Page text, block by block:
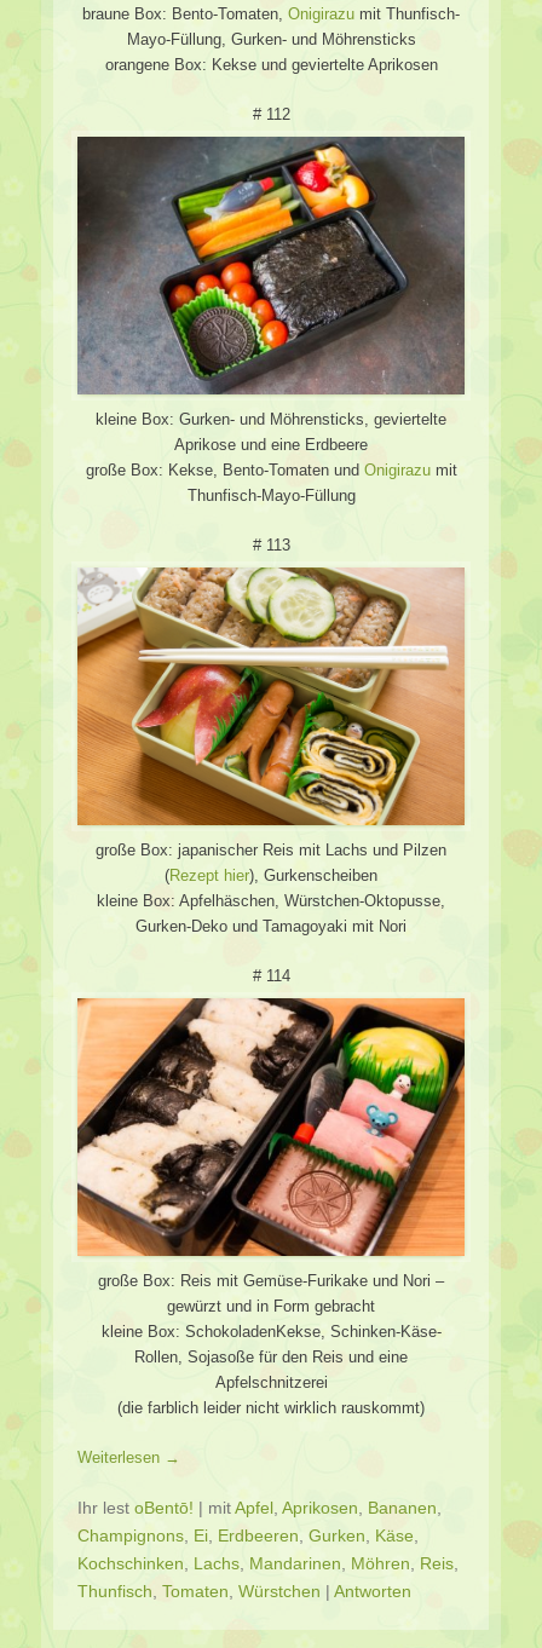
braune Box: Bento-Tomaten, Onigirazu mit Thunfisch-
Mayo-Füllung, Gurken- und Möhrensticks
orangene Box: Kekse und geviertelte Aprikosen
# 112
kleine Box: Gurken- und Möhrensticks, geviertelte
Aprikose und eine Erdbeere
große Box: Kekse, Bento-Tomaten und Onigirazumit
Thunfisch-Mayo-Füllung
# 113
große Box: japanischer Reis mit Lachs und Pilzen
(Rezept hier), Gurkenscheiben
kleine Box: Apfelhäschen, Würstchen-Oktopusse,
Gurken-Deko und Tamagoyaki mit Nori
# 114
große Box: Reis mit Gemüse-Furikake und Nori –
gewürzt und in Form gebracht
kleine Box: SchokoladenKekse, Schinken-Käse-
Rollen, Sojasoße für den Reis und eine
Apfelschnitzerei
(die farblich leider nicht wirklich rauskommt)
Weiterlesen →
Ihr lest oBentō! | mitApfel Aprikosen Bananen
Champignons Ei Erdbeeren Gurken Käse
Kochschinken
Lachs Mandarinen Möhren Reis
Thunfisch Tomaten Würstchen | Antworten